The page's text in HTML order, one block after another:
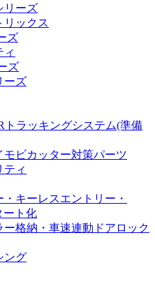
リーズ
ックス
ズ
ィ
ズ
ーズ
トラッキングシステム(準備
モビカッター対策パーツ
ティ
キーレスエントリー・
ート化
ー格納・車速連動ドアロック
ング